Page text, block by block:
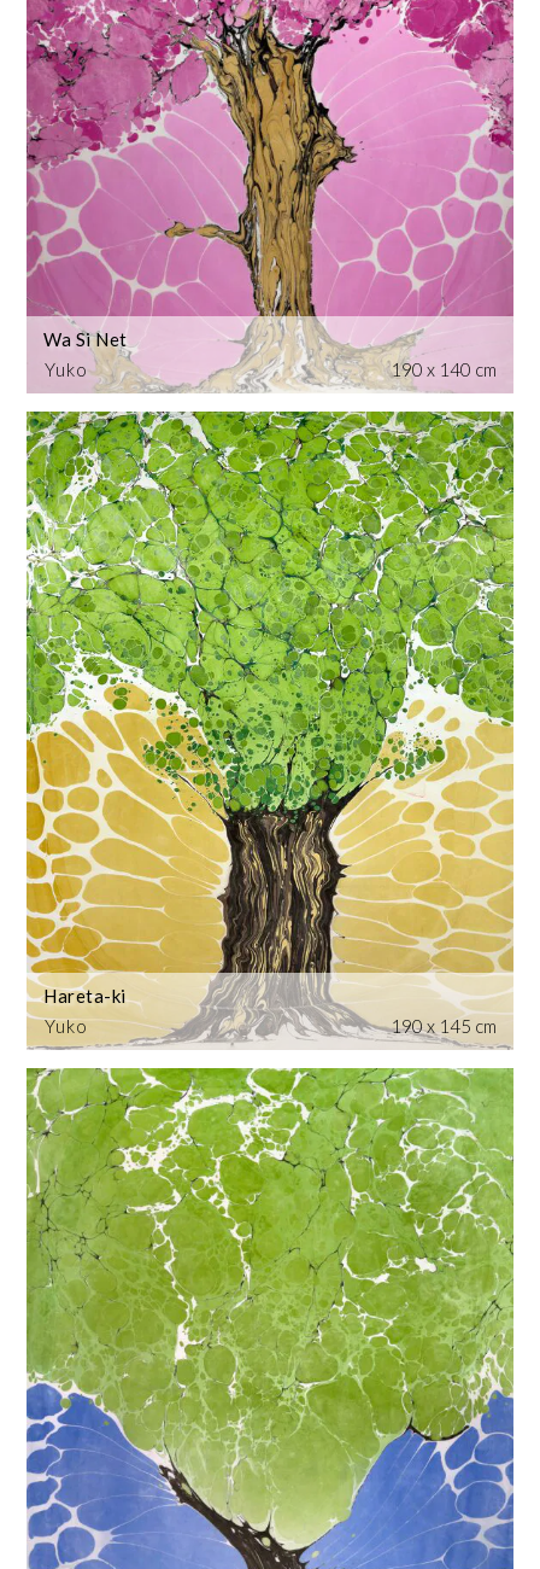
Yuko
Wa Si Net
190 x 140 cm
Yuko
Hareta-ki
190 x 145 cm